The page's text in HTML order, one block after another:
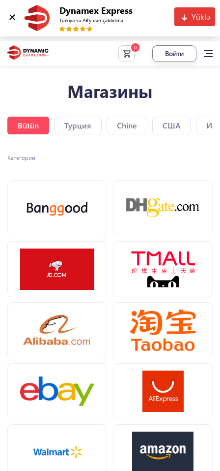
Dynamex Express
Türkiyə və ABŞ-dan çatdırılma Yüklə
Войти
Магазины
Bütün Турция Chine США
Категории